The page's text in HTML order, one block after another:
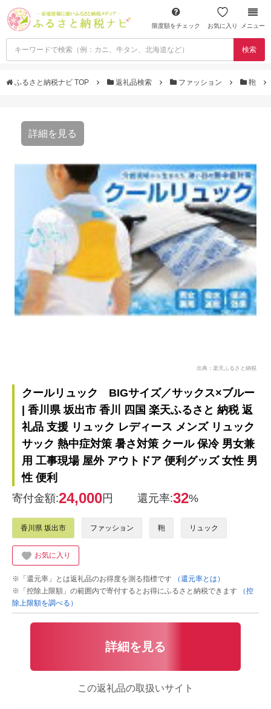
限度額をチェック お気に入り メニュー
検索
ふるさと納税ナビ TOP 返礼品検索 ファッション 鞄
詳細を見る
出典：楽天ふるさと納税
クールリュック BIGサイズ／サックス×ブルー
| 香川県 坂出市 香川 四国 楽天ふるさと 納税 返
礼品 支援 リュック レディース メンズ リュック
サック 熱中症対策 暑さ対策 クール 保冷 男女兼
用 工事現場 屋外 アウトドア 便利グッズ 女性 男
性 便利
寄付金額:24,000円 還元率:32%
香川県 坂出市 ファッション 鞄 リュック
お気に入り
※「還元率」とは返礼品のお得度を測る指標です
（還元率とは）
※「控除上限額」の範囲内で寄付するとお得にふるさと納税できます
（控
除上限額を調べる）
詳細を見る
この返礼品の取扱いサイト